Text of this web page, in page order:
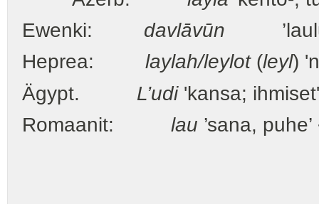
Ewenki:
davlāvūn
Heprea: laylah/leylot(leyl)
Ägypt. L’udi'kansa; ihmiset'
Romaanit: lau ’sana,